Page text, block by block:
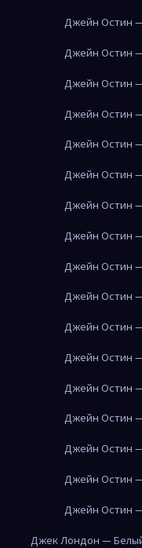
Джейн Остин
Джейн Остин
Джейн Остин
Джейн Остин
Джейн Остин
Джейн Остин
Джейн Остин
Джейн Остин
Джейн Остин
Джейн Остин
Джейн Остин
Джейн Остин
Джейн Остин
Джейн Остин
Джейн Остин
Джейн Остин
Джейн Остин
Джек Лондон —